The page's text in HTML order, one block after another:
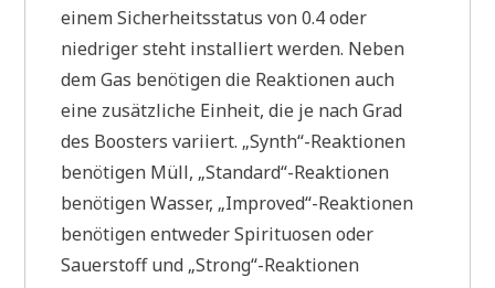
einem Sicherheitsstatus von 0.4 oder
niedriger steht installiert werden. Neben
dem Gas benötigen die Reaktionen auch
eine zusätzliche Einheit, die je nach Grad
des Boosters variiert. „Synth“-Reaktionen
benötigen Müll, „Standard“-Reaktionen
benötigen Wasser, „Improved“-Reaktionen
benötigen entweder Spirituosen oder
Sauerstoff und „Strong“-Reaktionen